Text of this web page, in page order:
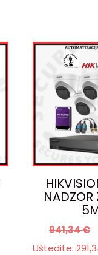
NADZOR
941,34€
Uštedite: